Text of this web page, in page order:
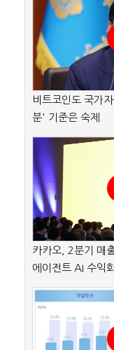
비트코인도 국가
분' 기준은 숙제
카카오, 2분기 매
에이전트 AI 수익